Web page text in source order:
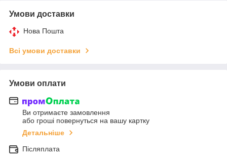
Умови доставки
Нова Пошта
Всі умови доставки
Умови оплати
Ви отримаєте замовлення
або гроші повернуться на вашу картку
Детальніше
Післяплата